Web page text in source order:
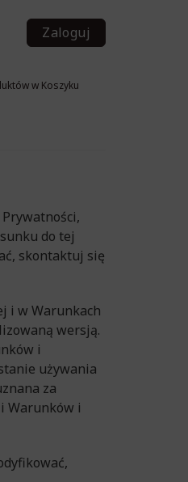
Zaloguj
w Koszyku
do tej
skontaktuj się
i w Warunkach
wersją.
i
używania
za
Warunków i